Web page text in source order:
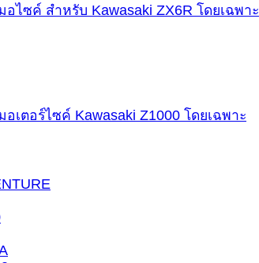
ไซค์ สำหรับ Kawasaki ZX6R โดยเฉพาะ
เตอร์ไซค์ Kawasaki Z1000 โดยเฉพาะ